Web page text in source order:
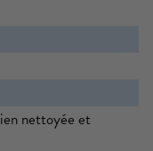
nettoyée et